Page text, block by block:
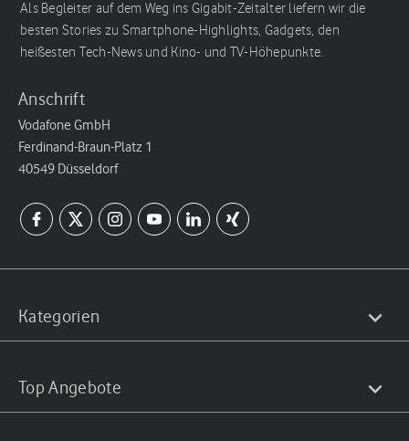
Als Begleiter auf dem Weg ins Gigabit-Zeitalter liefern wir die
besten Stories zu Smartphone-Highlights, Gadgets, den
heißesten Tech-News und Kino- und TV-Höhepunkte.
Anschrift
Vodafone GmbH
Ferdinand-Braun-Platz 1
40549 Düsseldorf
Kategorien
Top Angebote